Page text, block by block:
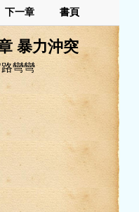
下一章 書頁
暴力沖突
彎彎